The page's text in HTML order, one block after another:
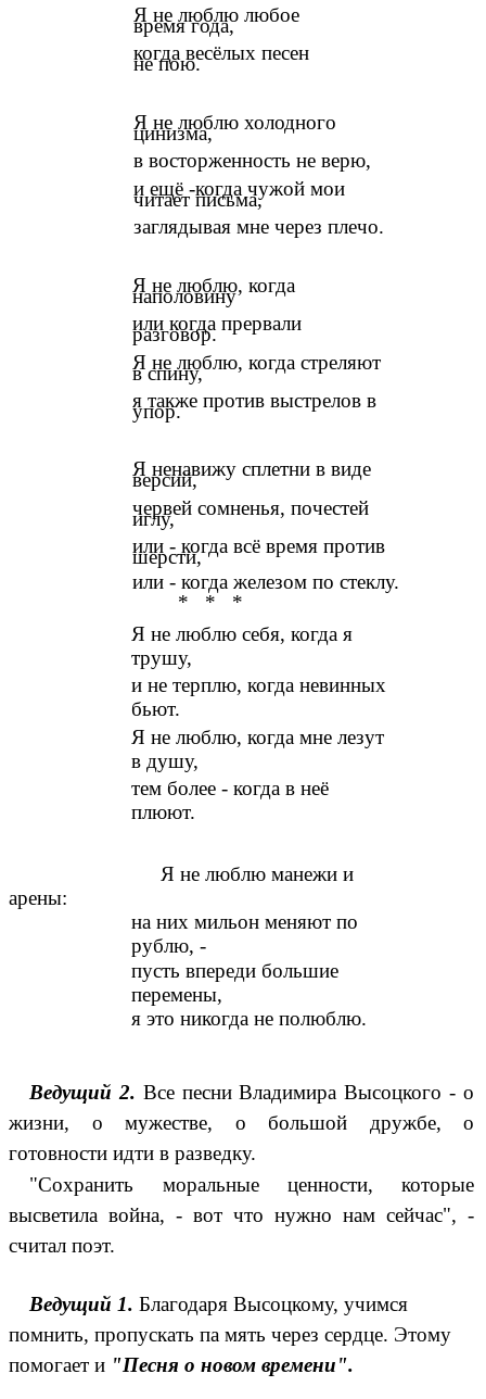
Я не люблю любое
время года,
когда весёлых песен
не пою.
Я не люблю холодного
цинизма,
в восторженность не верю,
и ещё -когда чужой мои
читает письма,
заглядывая мне через плечо.
Я не люблю, когда
наполовину
или когда прервали
разговор.
Я не люблю, когда стреляют
в спину,
я также против выстрелов в
упор.
Я ненавижу сплетни в виде
версий,
червей сомненья, почестей
иглу,
или - когда всё время против
шерсти,
или - когда железом по стеклу.
* * *
Я не люблю себя, когда я
трушу,
и не терплю, когда невинных
бьют.
Я не люблю, когда мне лезут
в душу,
тем более - когда в неё
плюют.
Я не люблю манежи и
арены:
на них мильон меняют по
рублю, -
пусть впереди большие
перемены,
я это никогда не полюблю.
Ведущий 2. Все песни Владимира Высоцкого - о
жизни, о мужестве, о большой дружбе, о
готовности идти в разведку.
"Сохранить моральные ценности, которые
высветила война, - вот что нужно нам сейчас", -
считал поэт.
Ведущий 1. Благодаря Высоцкому, учимся
помнить, пропускать па мять через сердце. Этому
помогает и "Песня о новом времени".